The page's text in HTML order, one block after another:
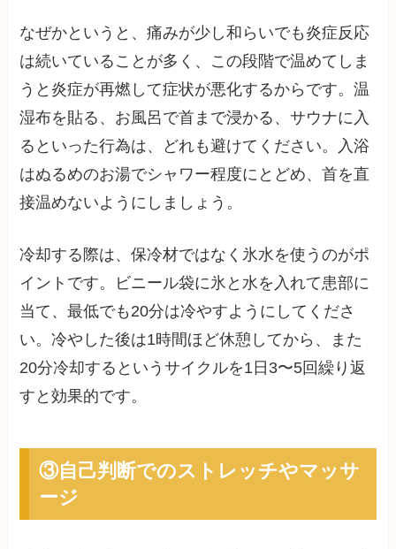
なぜかというと、痛みが少し和らいでも炎症反応
は続いていることが多く、この段階で温めてしま
うと炎症が再燃して症状が悪化するからです。温
湿布を貼る、お風呂で首まで浸かる、サウナに入
るといった行為は、どれも避けてください。入浴
はぬるめのお湯でシャワー程度にとどめ、首を直
接温めないようにしましょう。
冷却する際は、保冷材ではなく氷水を使うのがポ
イントです。ビニール袋に氷と水を入れて患部に
当て、最低でも20分は冷やすようにしてくださ
い。冷やした後は1時間ほど休憩してから、また
20分冷却するというサイクルを1日3〜5回繰り返
すと効果的です。
③自己判断でのストレッチやマッサ
ージ